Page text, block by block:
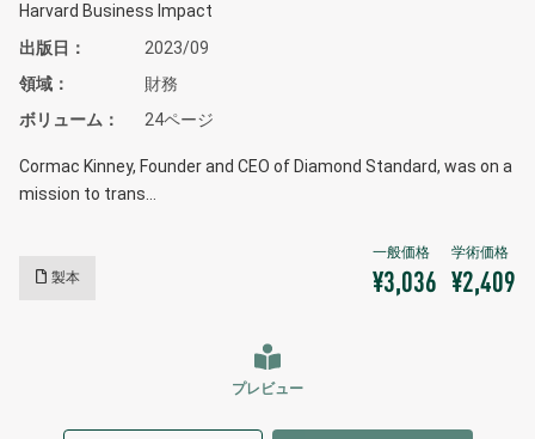
Harvard Business Impact
出版日
2023/09
領域
財務
ボリューム
24ページ
Cormac Kinney, Founder and CEO of Diamond Standard, was on a
mission to trans…
製本 ¥3,036 ¥2,409
プレビュー